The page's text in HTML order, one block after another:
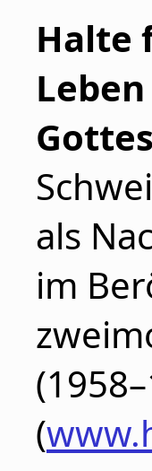
Halte
Leben
Gottes
als
im
(